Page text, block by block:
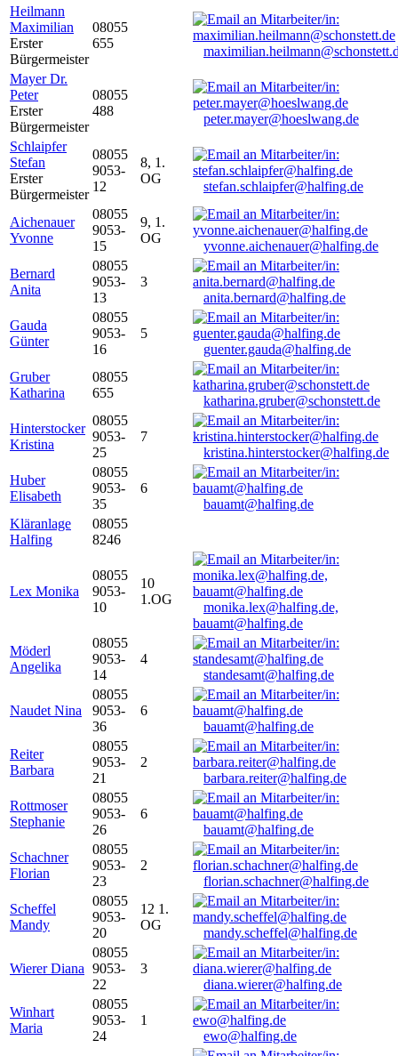
Heilmann
Maximilian
Erster
Bürgermeister
08055
655
Mayer Dr.
Peter
Erster
Bürgermeister
08055
488
peter.mayer@hoeslwang.de
Schlaipfer
Stefan
Erster
Bürgermeister
08055
9053-
12
8, 1.
OG
stefan.schlaipfer@halfing.de
Aichenauer
Yvonne
08055
9053-
15
9, 1.
OG
yvonne.aichenauer@halfing.de
Bernard
Anita
08055
9053-
13
3
anita.bernard@halfing.de
Gauda
Günter
08055
9053-
16
5
guenter.gauda@halfing.de
Gruber
Katharina
08055
655
katharina.gruber@schonstett.de
Hinterstocker
Kristina
08055
9053-
25
7
kristina.hinterstocker@halfing.de
Huber
Elisabeth
08055
9053-
35
6
bauamt@halfing.de
Kläranlage
Halfing
08055
8246
Lex Monika
08055
9053-
10
10
1.OG
monika.lex@halfing.de,
bauamt@halfing.de
Möderl
Angelika
08055
9053-
14
4
standesamt@halfing.de
Naudet Nina
08055
9053-
36
6
bauamt@halfing.de
Reiter
Barbara
08055
9053-
21
2
barbara.reiter@halfing.de
Rottmoser
Stephanie
08055
9053-
26
6
bauamt@halfing.de
Schachner
Florian
08055
9053-
23
2
florian.schachner@halfing.de
Scheffel
Mandy
08055
9053-
20
12 1.
OG
mandy.scheffel@halfing.de
Wierer Diana
08055
9053-
22
3
diana.wierer@halfing.de
Winhart
Maria
08055
9053-
24
1
ewo@halfing.de